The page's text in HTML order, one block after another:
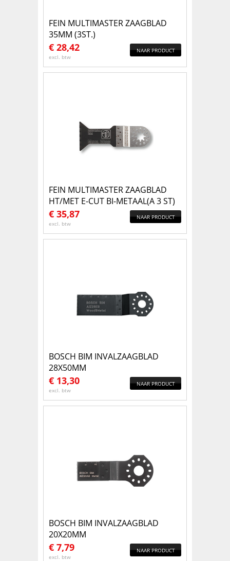
FEIN MULTIMASTER ZAAGBLAD
35MM (3ST.)
€ 28,42
excl. btw
NAAR PRODUCT
FEIN MULTIMASTER ZAAGBLAD
HT/MET E-CUT BI-METAAL(A 3 ST)
€ 35,87
excl. btw
NAAR PRODUCT
BOSCH BIM INVALZAAGBLAD
28X50MM
€ 13,30
excl. btw
NAAR PRODUCT
BOSCH BIM INVALZAAGBLAD
20X20MM
€ 7,79
excl. btw
NAAR PRODUCT